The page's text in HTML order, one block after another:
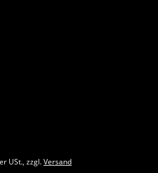
USt., zzgl.Versand